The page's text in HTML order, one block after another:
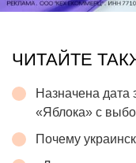
ЧИТАЙТЕ
Назначена дата
«Яблока» с
Почему